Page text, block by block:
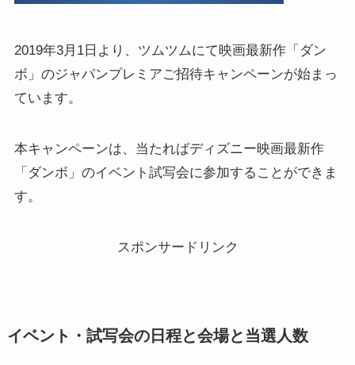
2019年3月1日より、ツムツムにて映画最新作「ダン
ボ」のジャパンプレミアご招待キャンペーンが始まっ
ています。
本キャンペーンは、当たればディズニー映画最新作
「ダンボ」のイベント試写会に参加することができま
す。
スポンサードリンク
イベント・試写会の日程と会場と当選人数